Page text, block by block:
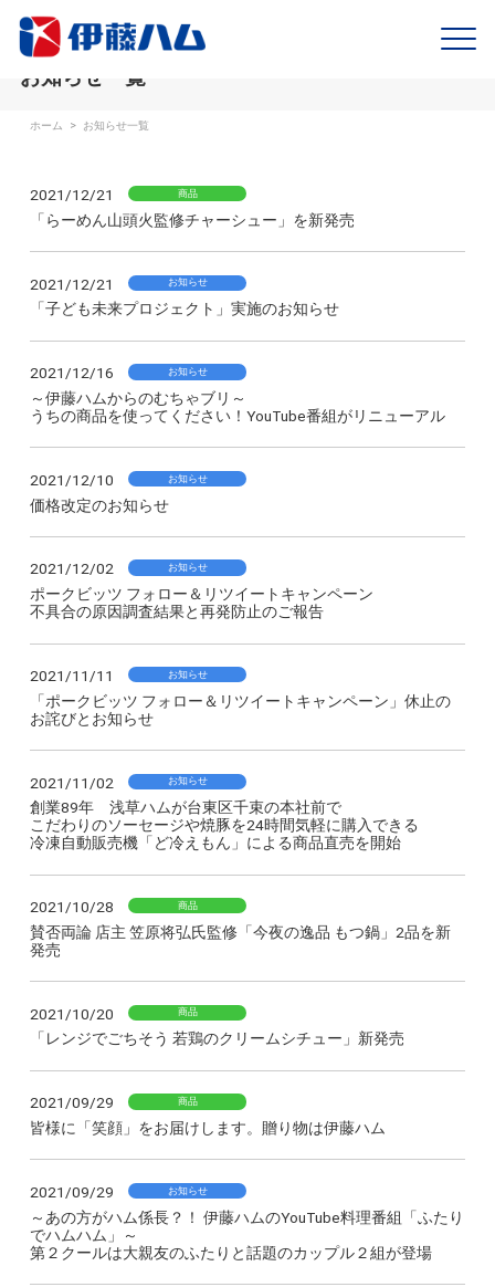
お知らせ一覧
ホーム > お知らせ一覧
2021/12/21 商品
「らーめん山頭火監修チャーシュー」を新発売
2021/12/21 お知らせ
「子ども未来プロジェクト」実施のお知らせ
2021/12/16 お知らせ
～伊藤ハムからのむちゃブリ～
うちの商品を使ってください！YouTube番組がリニューアル
2021/12/10 お知らせ
価格改定のお知らせ
2021/12/02 お知らせ
ポークビッツ フォロー＆リツイートキャンペーン
不具合の原因調査結果と再発防止のご報告
2021/11/11 お知らせ
「ポークビッツ フォロー＆リツイートキャンペーン」休止の
お詫びとお知らせ
2021/11/02 お知らせ
創業89年 浅草ハムが台東区千束の本社前で
こだわりのソーセージや焼豚を24時間気軽に購入できる
冷凍自動販売機「ど冷えもん」による商品直売を開始
2021/10/28 商品
賛否両論 店主 笠原将弘氏監修「今夜の逸品 もつ鍋」2品を新
発売
2021/10/20 商品
「レンジでごちそう 若鶏のクリームシチュー」新発売
2021/09/29 商品
皆様に「笑顔」をお届けします。贈り物は伊藤ハム
2021/09/29 お知らせ
～あの方がハム係長？！ 伊藤ハムのYouTube料理番組「ふたり
でハムハム」～
第２クールは大親友のふたりと話題のカップル２組が登場